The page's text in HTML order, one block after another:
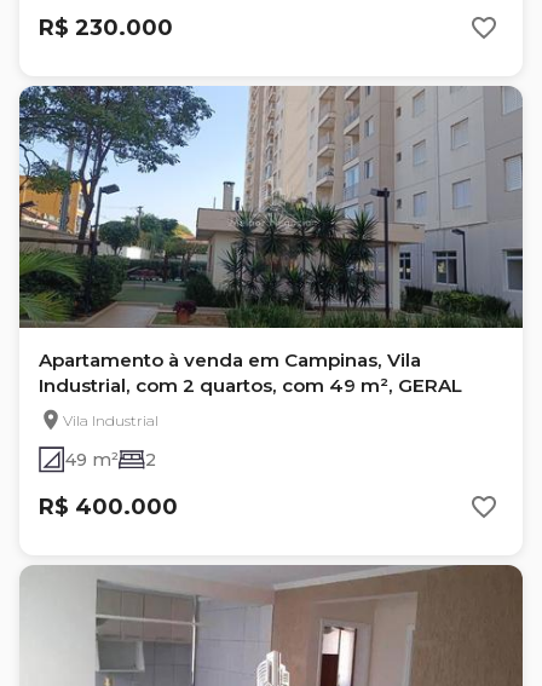
R$ 230.000
Apartamento à venda em Campinas, Vila
Industrial, com 2 quartos, com 49 m², GERAL
Vila Industrial
49 m² 2
R$ 400.000